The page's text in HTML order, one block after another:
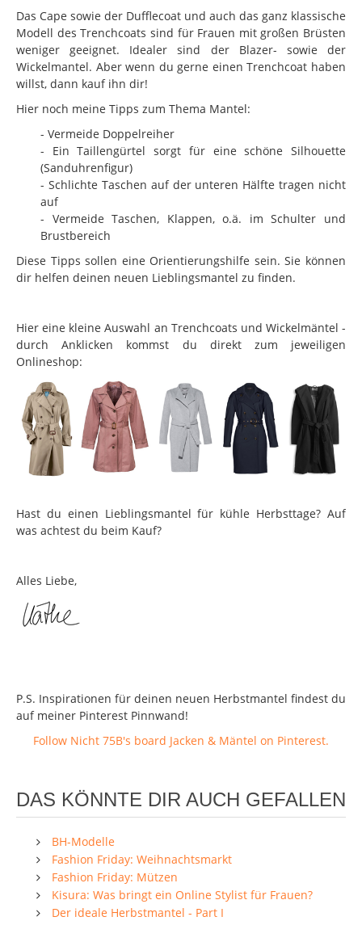
Das Cape sowie der Dufflecoat und auch das ganz klassische
Modell des Trenchcoats sind für Frauen mit großen Brüsten
weniger geeignet. Idealer sind der Blazer- sowie der
Wickelmantel. Aber wenn du gerne einen Trenchcoat haben
willst, dann kauf ihn dir!
Hier noch meine Tipps zum Thema Mantel:
- Vermeide Doppelreiher
- Ein Taillengürtel sorgt für eine schöne Silhouette
(Sanduhrenfigur)
- Schlichte Taschen auf der unteren Hälfte tragen nicht
auf
- Vermeide Taschen, Klappen, o.ä. im Schulter und
Brustbereich
Diese Tipps sollen eine Orientierungshilfe sein. Sie können
dir helfen deinen neuen Lieblingsmantel zu finden.
Hier eine kleine Auswahl an Trenchcoats und Wickelmäntel -
durch Anklicken kommst du direkt zum jeweiligen
Onlineshop:
Hast du einen Lieblingsmantel für kühle Herbsttage? Auf
was achtest du beim Kauf?
Alles Liebe,
P.S. Inspirationen für deinen neuen Herbstmantel findest du
auf meiner Pinterest Pinnwand!
Follow Nicht 75B's board Jacken & Mäntel on Pinterest.
DAS KÖNNTE DIR AUCH GEFALLEN
BH-Modelle
Fashion Friday: Weihnachtsmarkt
Fashion Friday: Mützen
Kisura: Was bringt ein Online Stylist für Frauen?
Der ideale Herbstmantel - Part I